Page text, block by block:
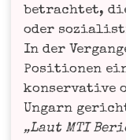
betrach­tet,
oder
In der
Posi­tio­nen
kon­ser­va­ti­ve
Ungarn
„Laut MTI